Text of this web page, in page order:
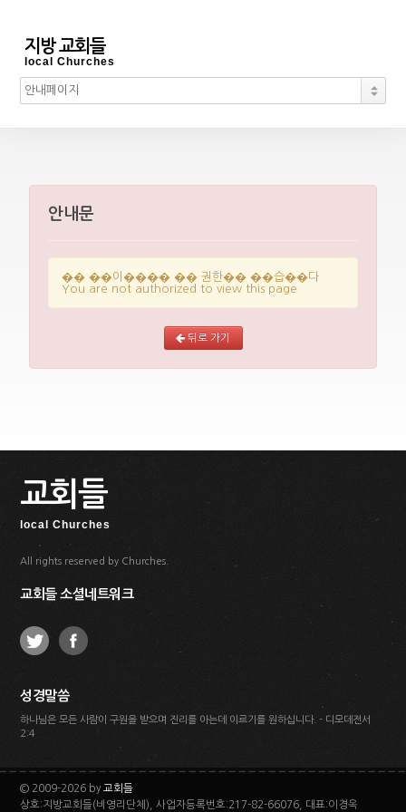
지방 교회들
local Churches
안내문
�� ��이���� �� 권한�� ��습��다
You are not authorized to view this page
뒤로 가기
교회들
local Churches
All rights reserved by Churches.
교회들 소셜네트워크
성경말씀
하나님은 모든 사람이 구원을 받으며 진리를 아는데 이르기를 원하십니다. - 디모데전서
2:4
© 2009-2026 by교회들
상호:지방교회들(비영리단체), 사업자등록번호:217-82-66076, 대표:이경옥